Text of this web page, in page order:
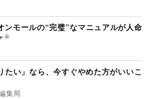
ンモールの“完璧”なマニュアルが人命
たい」なら、今すぐやめた方がいいこ
集局